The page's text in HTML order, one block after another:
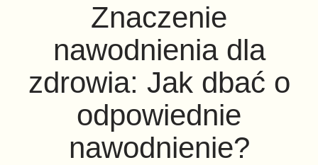
Znaczenie
nawodnienia dla
zdrowia: Jak dbać o
odpowiednie
nawodnienie?